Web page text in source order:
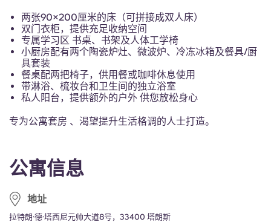
公寓信息
地址
拉特朗·德·塔西尼元帅大道8号，33400 塔朗斯
两张90×200厘米的床（可拼接成双人床）
双门衣柜，提供充足收纳空间
专属学习区 书桌、书架及人体工学椅
小厨房配有两个陶瓷炉灶、微波炉、冷冻冰箱及餐具/厨
具套装
餐桌配两把椅子，供用餐或咖啡休息使用
带淋浴、梳妆台和卫生间的独立浴室
私人阳台，提供额外的户外 供您放松身心
专为公寓套房 、渴望提升生活格调的人士打造。